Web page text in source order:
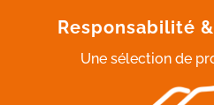
Responsabilité
Une sélection de